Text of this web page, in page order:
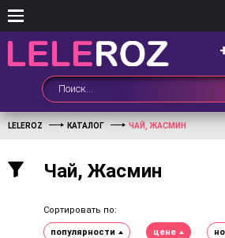
LELEROZ КАТАЛОГ ЧАЙ, ЖАСМИН
Чай, Жасмин
Сортировать по:
популярности цене